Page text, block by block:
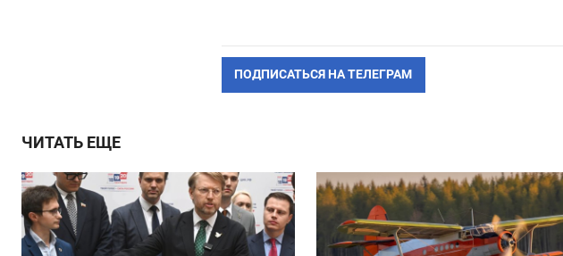
ПОДПИСАТЬСЯ НА ТЕЛЕГРАМ
ЧИТАТЬ ЕЩЕ